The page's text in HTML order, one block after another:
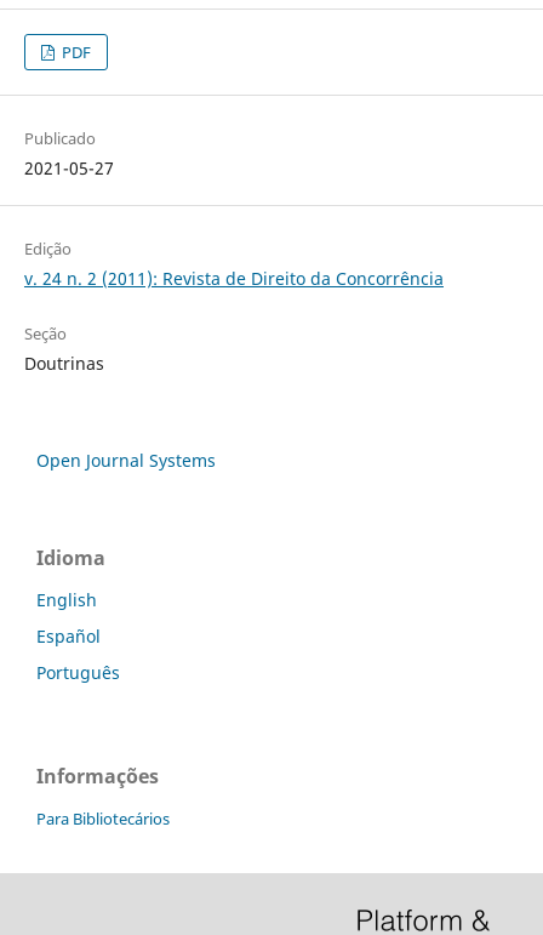
PDF
Publicado
2021-05-27
Edição
v. 24 n. 2 (2011): Revista de Direito da Concorrência
Seção
Doutrinas
Open Journal Systems
Idioma
English
Español
Português
Informações
Para Bibliotecários